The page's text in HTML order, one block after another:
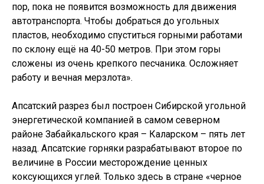
пор, пока не появится возможность для движения
автотранспорта. Чтобы добраться до угольных
пластов, необходимо спуститься горными работами
по склону ещё на 40-50 метров. При этом горы
сложены из очень крепкого песчаника. Осложняет
работу и вечная мерзлота».
Апсатский разрез был построен Сибирской угольной
энергетической компанией в самом северном
районе Забайкальского края – Каларском – пять лет
назад. Апсатские горняки разрабатывают второе по
величине в России месторождение ценных
коксующихся углей. Только здесь в стране «черное